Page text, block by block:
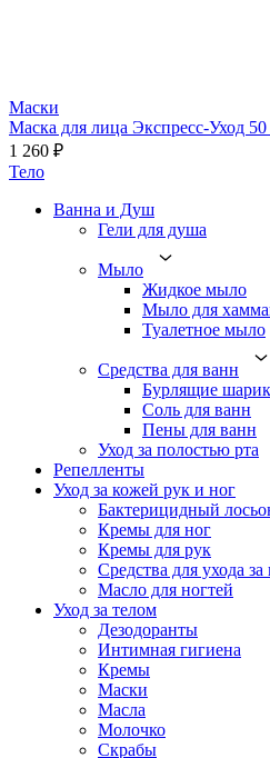
Маски
Маска для лица Экспресс-Уход
1 260 ₽
Тело
Ванна и Душ
Гели для душа
Мыло
Жидкое мыло
Мыло для
Туалетное мыло
Средства для ванн
Бурлящие
Соль для ванн
Пены для ванн
Уход за полостью рта
Репелленты
Уход за кожей рук и ног
Бактерицидный
Кремы для ног
Кремы для рук
Средства для ухода за
Масло для ногтей
Уход за телом
Дезодоранты
Интимная гигиена
Кремы
Маски
Масла
Молочко
Скрабы